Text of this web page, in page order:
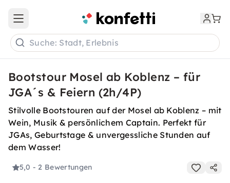
Open main menu
Suche: Stadt, Erlebnis
Bootstour Mosel ab Koblenz – für
JGA´s & Feiern (2h/4P)
Stilvolle Bootstouren auf der Mosel ab Koblenz – mit
Wein, Musik & persönlichem Captain. Perfekt für
JGAs, Geburtstage & unvergessliche Stunden auf
dem Wasser!
5,0 - 2 Bewertungen